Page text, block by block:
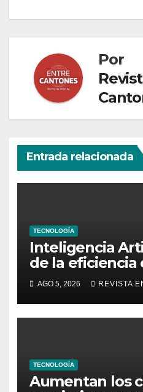
Por
Entrada relacionada
TECNOLOGÍA
Inteligencia
de la eficiencia
deAGO 5, 2026 REVISTA
TECNOLOGÍA
Aumentan los